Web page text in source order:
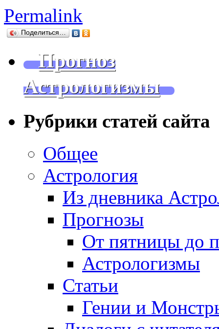
Permalink
Поделиться…
Прогноз
Астрологизмы
Рубрики статей сайта
Общее
Астрология
Из дневника
Прогнозы
От пятницы до
Астрологизмы
Статьи
Гении и